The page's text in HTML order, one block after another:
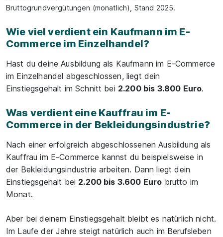
Bruttogrundvergütungen (monatlich), Stand 2025.
Wie viel verdient ein Kaufmann im E-
Commerce im Einzelhandel?
Hast du deine Ausbildung als Kaufmann im E-Commerce
im Einzelhandel abgeschlossen, liegt dein
Einstiegsgehalt im Schnitt bei 2.200 bis 3.800 Euro.
Was verdient eine Kauffrau im E-
Commerce in der Bekleidungsindustrie?
Nach einer erfolgreich abgeschlossenen Ausbildung als
Kauffrau im E-Commerce kannst du beispielsweise in
der Bekleidungsindustrie arbeiten. Dann liegt dein
Einstiegsgehalt bei 2.200 bis 3.600 Euro brutto im
Monat.
Aber bei deinem Einstiegsgehalt bleibt es natürlich nicht.
Im Laufe der Jahre steigt natürlich auch im Berufsleben